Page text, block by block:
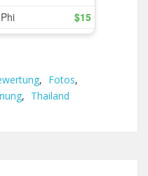
, Fotos,
, Thailand